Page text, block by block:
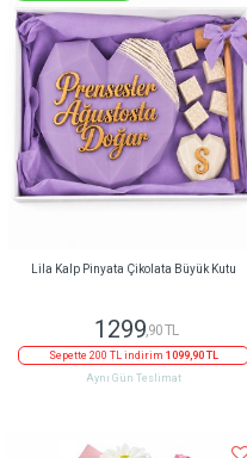
Lila Kalp Pinyata Çikolata Büyük Kutu
1299,90 TL
Sepette 200 TL indirim 1099,90 TL
Aynı Gün Teslimat